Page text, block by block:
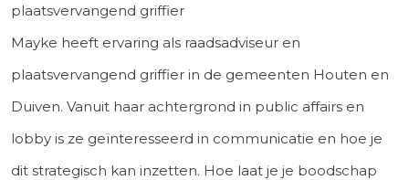
plaatsvervangend griffier
Mayke heeft ervaring als raadsadviseur en
plaatsvervangend griffier in de gemeenten Houten en
Duiven. Vanuit haar achtergrond in public affairs en
lobby is ze geïnteresseerd in communicatie en hoe je
dit strategisch kan inzetten. Hoe laat je je boodschap